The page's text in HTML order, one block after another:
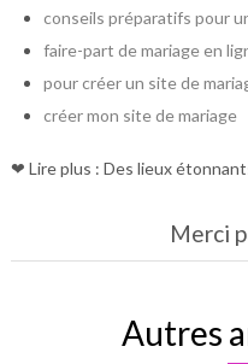
conseils préparatifs pour
faire-part de mariage en
pour créer un site de
créer mon site de mariage
❤ Lire plus : Des lieux
Merci
Autres